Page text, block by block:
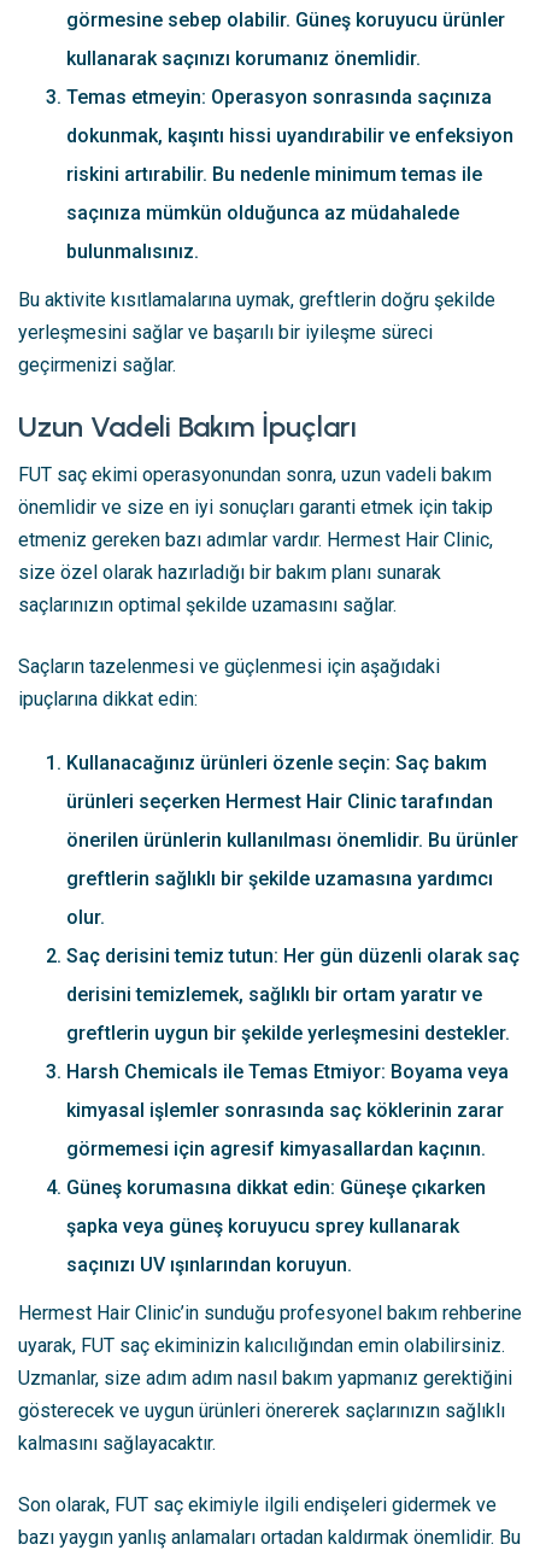
görmesine sebep olabilir. Güneş koruyucu ürünler
kullanarak saçınızı korumanız önemlidir.
Temas etmeyin: Operasyon sonrasında saçınıza
dokunmak, kaşıntı hissi uyandırabilir ve enfeksiyon
riskini artırabilir. Bu nedenle minimum temas ile
saçınıza mümkün olduğunca az müdahalede
bulunmalısınız.
Bu aktivite kısıtlamalarına uymak, greftlerin doğru şekilde
yerleşmesini sağlar ve başarılı bir iyileşme süreci
geçirmenizi sağlar.
Uzun Vadeli Bakım İpuçları
FUT saç ekimi operasyonundan sonra, uzun vadeli bakım
önemlidir ve size en iyi sonuçları garanti etmek için takip
etmeniz gereken bazı adımlar vardır. Hermest Hair Clinic,
size özel olarak hazırladığı bir bakım planı sunarak
saçlarınızın optimal şekilde uzamasını sağlar.
Saçların tazelenmesi ve güçlenmesi için aşağıdaki
ipuçlarına dikkat edin:
Kullanacağınız ürünleri özenle seçin: Saç bakım
ürünleri seçerken Hermest Hair Clinic tarafından
önerilen ürünlerin kullanılması önemlidir. Bu ürünler
greftlerin sağlıklı bir şekilde uzamasına yardımcı
olur.
Saç derisini temiz tutun: Her gün düzenli olarak saç
derisini temizlemek, sağlıklı bir ortam yaratır ve
greftlerin uygun bir şekilde yerleşmesini destekler.
Harsh Chemicals ile Temas Etmiyor: Boyama veya
kimyasal işlemler sonrasında saç köklerinin zarar
görmemesi için agresif kimyasallardan kaçının.
Güneş korumasına dikkat edin: Güneşe çıkarken
şapka veya güneş koruyucu sprey kullanarak
saçınızı UV ışınlarından koruyun.
Hermest Hair Clinic’in sunduğu profesyonel bakım rehberine
uyarak, FUT saç ekiminizin kalıcılığından emin olabilirsiniz.
Uzmanlar, size adım adım nasıl bakım yapmanız gerektiğini
gösterecek ve uygun ürünleri önererek saçlarınızın sağlıklı
kalmasını sağlayacaktır.
Son olarak, FUT saç ekimiyle ilgili endişeleri gidermek ve
bazı yaygın yanlış anlamaları ortadan kaldırmak önemlidir. Bu